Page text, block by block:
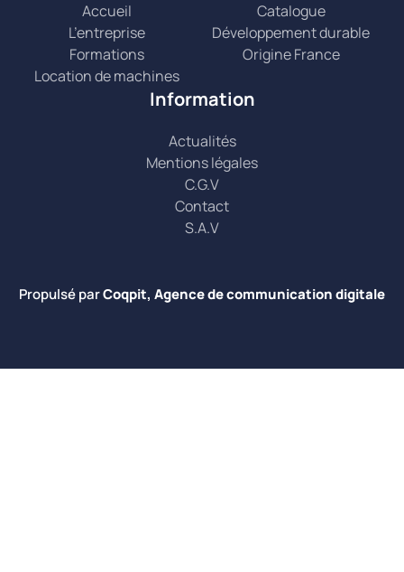
Accueil
L’entreprise
Formations
Location de machines
Catalogue
Développement durable
Origine France
Information
Actualités
Mentions légales
C.G.V
Contact
S.A.V
Propulsé parCoqpit, Agence de communication digitale